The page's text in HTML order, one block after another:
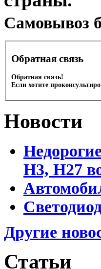
Cамовывоз
Обратная связь
Обратная связь!
Если хотите
Новости
Н3, Н27
Другие
Статьи